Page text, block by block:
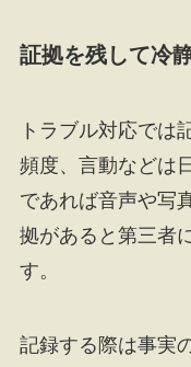
証拠を残して冷
トラブル対応では
頻度、言動などは
であれば音声や写
拠があると第三者
す。
記録する際は事実